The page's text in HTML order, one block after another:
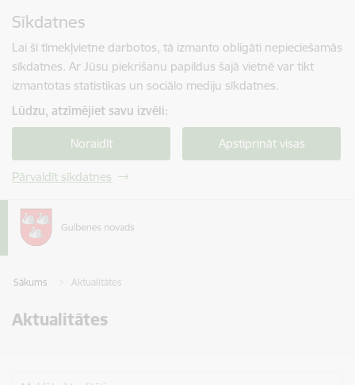
Sīkdatnes
Lai šī tīmekļvietne darbotos, tā izmanto obligāti nepieciešamās
sīkdatnes. Ar Jūsu piekrišanu papildus šajā vietnē var tikt
izmantotas statistikas un sociālo mediju sīkdatnes.
Lūdzu, atzīmējiet savu izvēli:
Noraidīt Apstiprināt visas
Pārvaldīt sīkdatnes
Sākums Aktualitātes
Aktualitātes